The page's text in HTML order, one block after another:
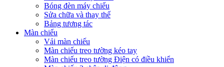
Bóng đèn máy chiếu
Sửa chữa và thay thế
Bảng tương tác
Màn chiếu
Vải màn chiếu
Màn chiếu treo tường kéo tay
Màn chiếu treo tường Điện có điều khiển